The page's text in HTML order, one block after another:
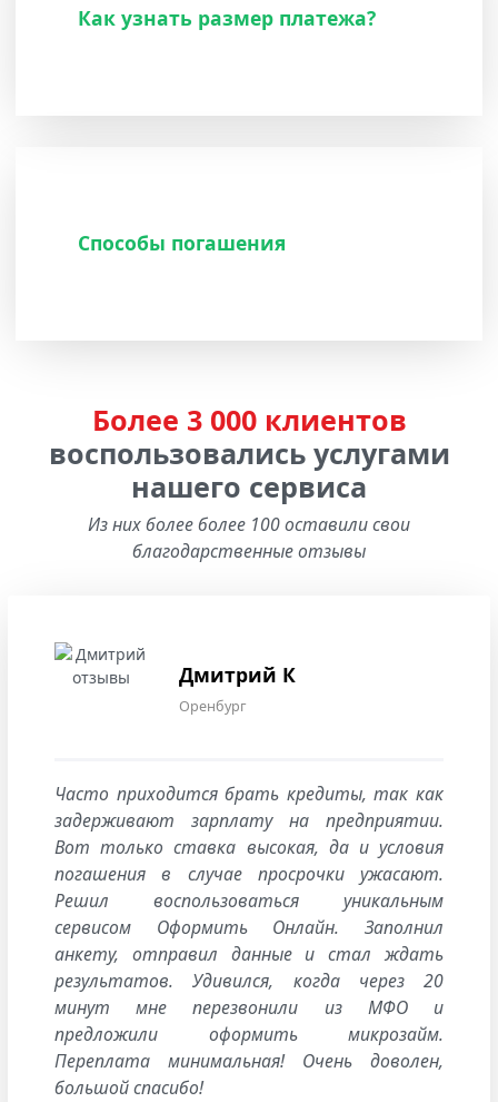
Как узнать размер платежа?
Способы погашения
Более 3 000 клиентов
воспользовались услугами
нашего сервиса
Из них более более 100 оставили свои
благодарственные отзывы
Дмитрий К
Оренбург
Часто приходится брать кредиты, так как
задерживают зарплату на предприятии.
Вот только ставка высокая, да и условия
погашения в случае просрочки ужасают.
Решил воспользоваться уникальным
сервисом Оформить Онлайн. Заполнил
анкету, отправил данные и стал ждать
результатов. Удивился, когда через 20
минут мне перезвонили из МФО и
предложили оформить микрозайм.
Переплата минимальная! Очень доволен,
большой спасибо!